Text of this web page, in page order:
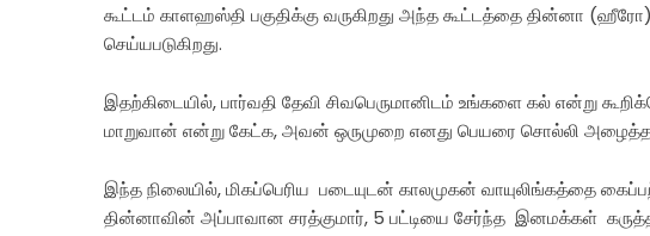
கூட்டம் காளஹஸ்தி பகுதிக்கு வருகிறது அந்த கூட்டத்தை தின்னா
செய்யபடுகிறது.
இதற்கிடையில், பார்வதி தேவி சிவபெருமானிடம் உங்களை கல் என்று
மாறுவான் என்று கேட்க, அவன் ஒருமுறை எனது பெயரை சொல்லி
இந்த நிலையில், மிகப்பெரிய படையுடன் காலமுகன் வாயுலிங்கத்தை
தின்னாவின் அப்பாவான சரத்குமார், 5 பட்டியை சேர்ந்த இனமக்கள்